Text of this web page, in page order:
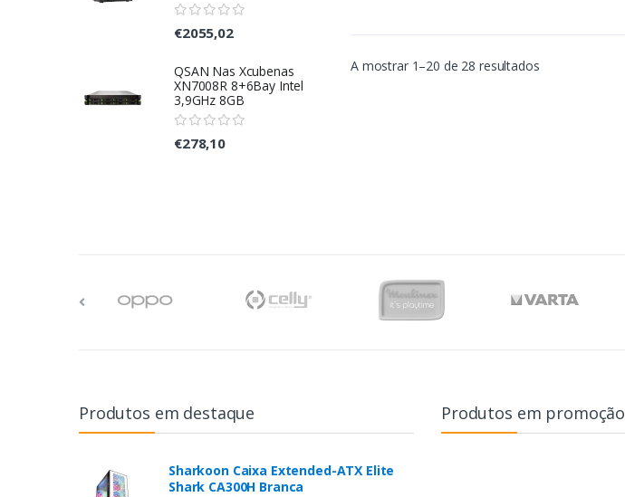
€2055,02
QSAN Nas Xcubenas
XN7008R 8+6Bay Intel
3,9GHz 8GB
€278,10
A mostrar 1–20 de 28 resultados
Produtos em destaque
Sharkoon Caixa Extended-ATX Elite
Shark CA300H Branca
Produtos em promoção